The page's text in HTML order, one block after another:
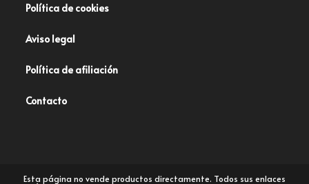
Política de cookies
Aviso legal
Política de afiliación
Contacto
Esta página no vende productos directamente. Todos sus enlaces